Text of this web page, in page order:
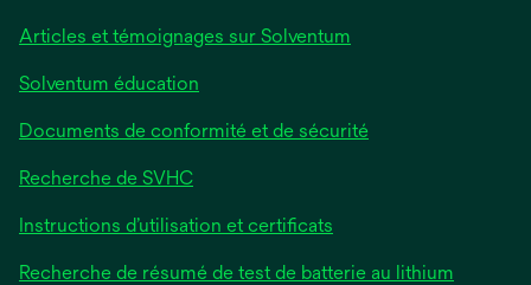
onglet
Articles et témoignages sur Solventum
Solventum éducation
Documents de conformité et de sécurité
Recherche de SVHC
Instructions d’utilisation et certificats
Recherche de résumé de test de batterie au lithium